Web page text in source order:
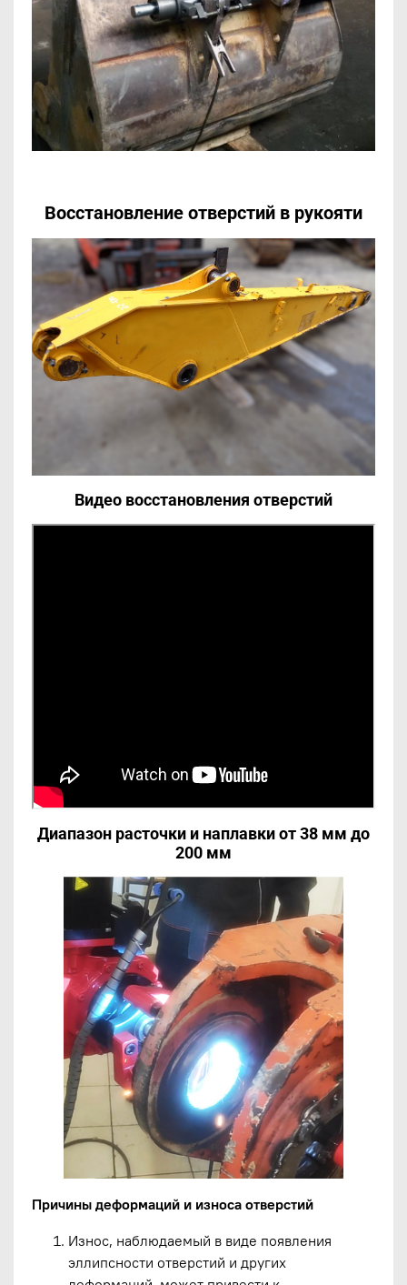
Восстановление отверстий в рукояти
Видео восстановления отверстий
Диапазон расточки и наплавки от 38 мм до
200 мм
Причины деформаций и износа отверстий
Износ, наблюдаемый в виде появления
эллипсности отверстий и других